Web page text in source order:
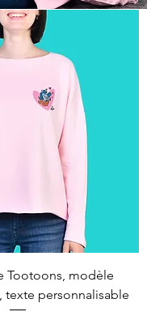
Tootoons, modèle
texte personnalisable